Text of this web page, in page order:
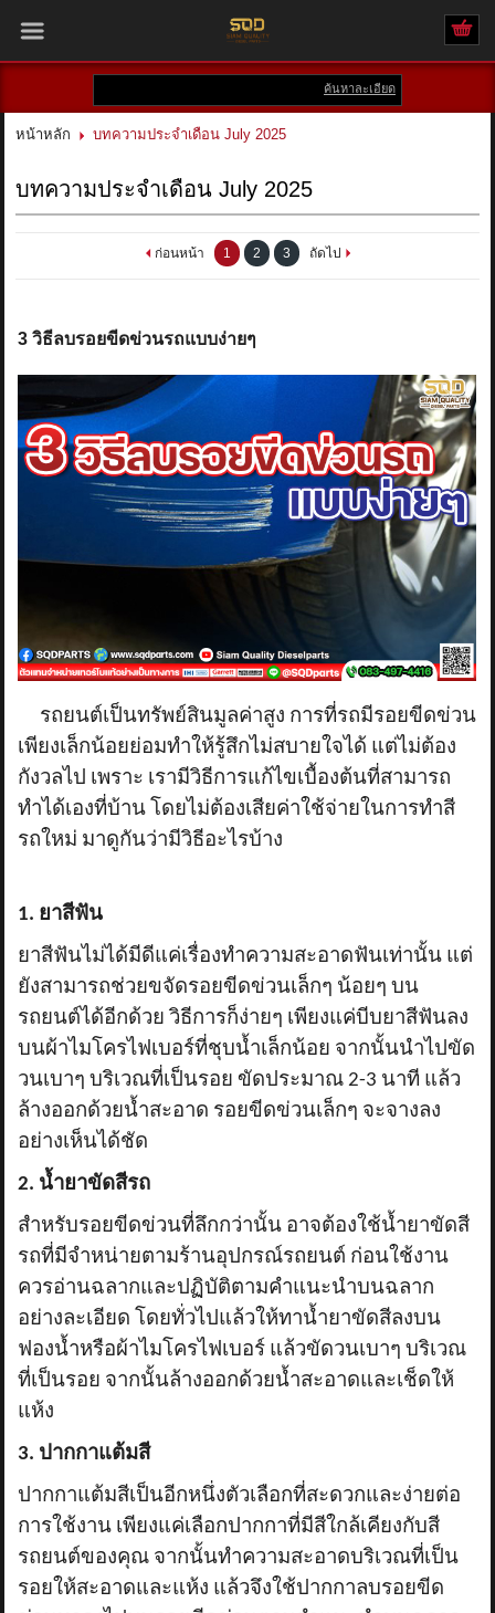
หน้าหลัก
แบรนด์
ติดต่อเรา
รีวิวลูกค้า
RETURN AND REFUND POLICY
ค้นหาละเอียด
หน้าหลัก บทความประจำเดือน July 2025
บทความประจำเดือน July 2025
ก่อนหน้า 1 2 3 ถัดไป
3 วิธีลบรอยขีดข่วนรถแบบง่ายๆ
รถยนต์เป็นทรัพย์สินมูลค่าสูง การที่รถมีรอยขีดข่วน
เพียงเล็กน้อยย่อมทำให้รู้สึกไม่สบายใจได้ แต่ไม่ต้อง
กังวลไป เพราะ เรามีวิธีการแก้ไขเบื้องต้นที่สามารถ
ทำได้เองที่บ้าน โดยไม่ต้องเสียค่าใช้จ่ายในการทำสี
รถใหม่ มาดูกันว่ามีวิธีอะไรบ้าง
1. ยาสีฟัน
ยาสีฟันไม่ได้มีดีแค่เรื่องทำความสะอาดฟันเท่านั้น แต่
ยังสามารถช่วยขจัดรอยขีดข่วนเล็กๆ น้อยๆ บน
รถยนต์ได้อีกด้วย วิธีการก็ง่ายๆ เพียงแค่บีบยาสีฟันลง
บนผ้าไมโครไฟเบอร์ที่ชุบน้ำเล็กน้อย จากนั้นนำไปขัด
วนเบาๆ บริเวณที่เป็นรอย ขัดประมาณ 2-3 นาที แล้ว
ล้างออกด้วยน้ำสะอาด รอยขีดข่วนเล็กๆ จะจางลง
อย่างเห็นได้ชัด
2. น้ำยาขัดสีรถ
สำหรับรอยขีดข่วนที่ลึกกว่านั้น อาจต้องใช้น้ำยาขัดสี
รถที่มีจำหน่ายตามร้านอุปกรณ์รถยนต์ ก่อนใช้งาน
ควรอ่านฉลากและปฏิบัติตามคำแนะนำบนฉลาก
อย่างละเอียด โดยทั่วไปแล้วให้ทาน้ำยาขัดสีลงบน
ฟองน้ำหรือผ้าไมโครไฟเบอร์ แล้วขัดวนเบาๆ บริเวณ
ที่เป็นรอย จากนั้นล้างออกด้วยน้ำสะอาดและเช็ดให้
แห้ง
3. ปากกาแต้มสี
ปากกาแต้มสีเป็นอีกหนึ่งตัวเลือกที่สะดวกและง่ายต่อ
การใช้งาน เพียงแค่เลือกปากกาที่มีสีใกล้เคียงกับสี
รถยนต์ของคุณ จากนั้นทำความสะอาดบริเวณที่เป็น
รอยให้สะอาดและแห้ง แล้วจึงใช้ปากกาลบรอยขีด